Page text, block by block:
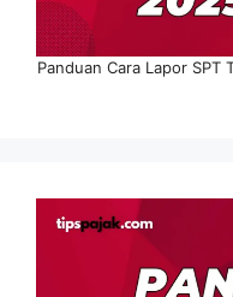
Panduan Cara Lapor